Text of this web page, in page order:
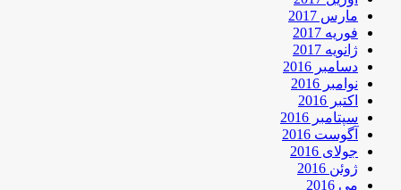
مارس 2017
فوریه 2017
ژانویه 2017
دسامبر 2016
نوامبر 2016
اکتبر 2016
سپتامبر 2016
آگوست 2016
جولای 2016
ژوئن 2016
می 2016